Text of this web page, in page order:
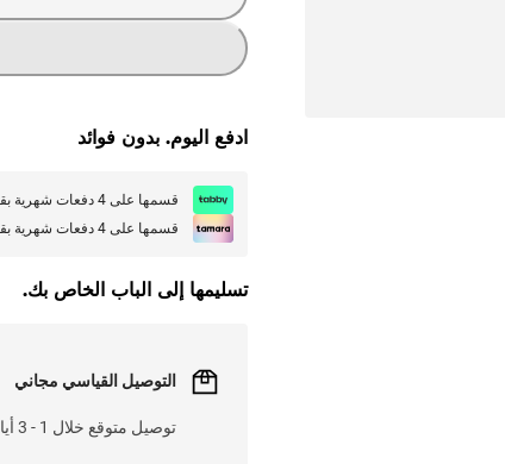
ادفع اليوم. بدون فوائد
قسمها على 4 دفعات شهرية بقيمة
قسمها على 4 دفعات شهرية بقيمة
تسليمها إلى الباب الخاص بك.
التوصيل القياسي مجاني
توصيل متوقع خلال 1 - 3 أيام عمل على 300 د.إ.